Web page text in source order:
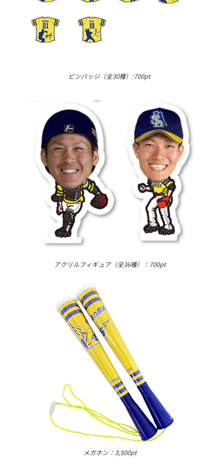
ピンバッジ（全30種）:700pt
アクリルフィギュア（全36種）：700pt
メガホン：3,500pt